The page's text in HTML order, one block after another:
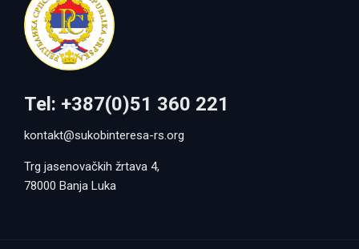
Tel: +387(0)51 360 221
kontakt@sukobinteresa-rs.org
Trg jasenovačkih žrtava 4,
78000 Banja Luka